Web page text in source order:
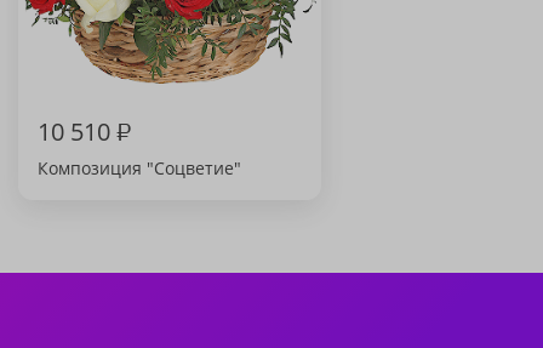
10 510₽
Композиция "Соцветие"